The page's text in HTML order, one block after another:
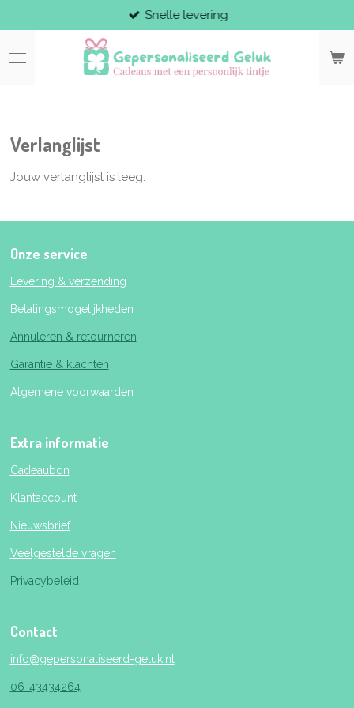
direct
naar
de
Snelle levering
Verlanglijst
Jouw verlanglijst is leeg.
Onze service
Levering & verzending
Betalingsmogelijkheden
Annuleren & retourneren
Garantie & klachten
Algemene voorwaarden
Extra informatie
Cadeaubon
Klantaccount
Nieuwsbrief
Veelgestelde vragen
Privacybeleid
Contact
info@gepersonaliseerd-geluk.nl
06-43434264